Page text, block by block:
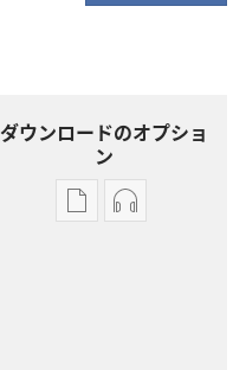
ダウンロードのオプショ
ン
出
オー